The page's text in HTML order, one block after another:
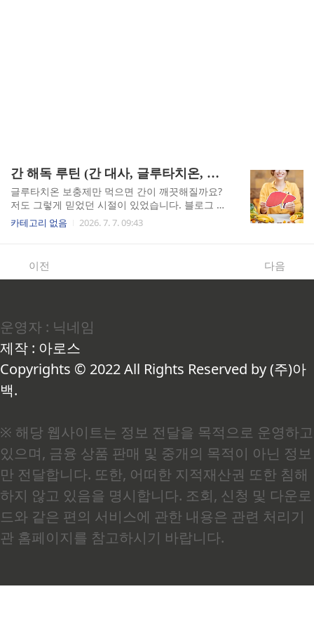
간 해독 루틴 (간 대사, 글루타치온, 피로 회복)
글루타치온 보충제만 먹으면 간이 깨끗해질까요?
저도 그렇게 믿었던 시절이 있었습니다. 블로그 운
영 스트레스와 잦은 음주가 쌓이다 못해 피부색까
지 검게 변하고 아침에 눈도 못 뜨게 됐을 때, 내과
이 스스로 합성하도록 돕는 쪽이 훨씬 중요하다는
술로 풀다 보니 몸이 버텨주질 않았습니다. 아무리
자도 개운하지 않고, 거울을 볼 때마다 얼굴빛이 칙
칙해지는 게 느껴졌습니다. 피검사를 받아보니 간
기능 지표인 ALT(알라닌 아미노전이효소) 수치가
정상 범위를 초과해 있..
카테고리 없음 2026. 7. 7. 09:43
이전 다음
운영자 : 닉네임
제작 : 아로스
Copyrights © 2022 All Rights Reserved by (주)아
백.
※ 해당 웹사이트는 정보 전달을 목적으로 운영하고
있으며, 금융 상품 판매 및 중개의 목적이 아닌 정보
만 전달합니다. 또한, 어떠한 지적재산권 또한 침해
하지 않고 있음을 명시합니다. 조회, 신청 및 다운로
드와 같은 편의 서비스에 관한 내용은 관련 처리기
관 홈페이지를 참고하시기 바랍니다.